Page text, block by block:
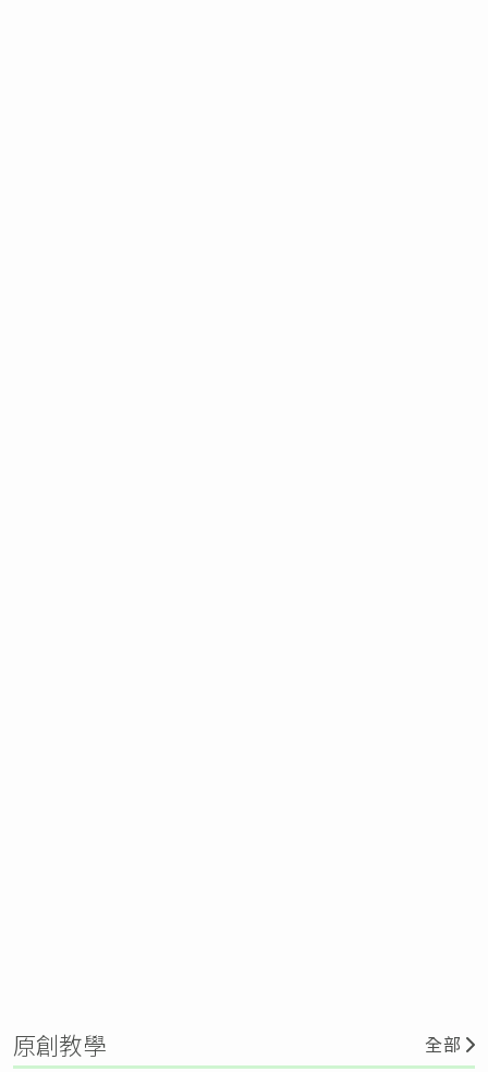
原創教學 全部